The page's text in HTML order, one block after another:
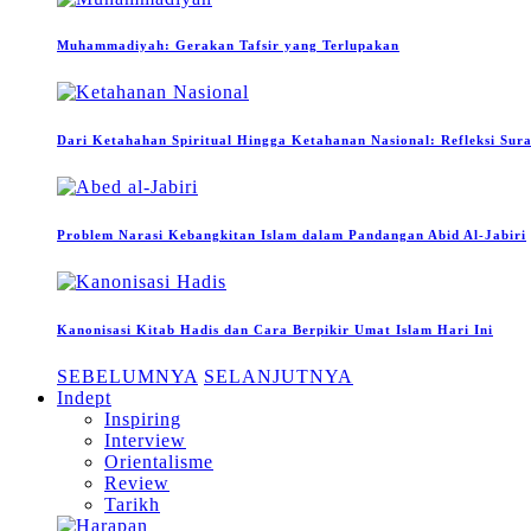
Muhammadiyah: Gerakan Tafsir yang Terlupakan
Dari Ketahahan Spiritual Hingga Ketahanan Nasional: Refleksi
Problem Narasi Kebangkitan Islam dalam Pandangan Abid Al-Jabiri
Kanonisasi Kitab Hadis dan Cara Berpikir Umat Islam Hari Ini
SEBELUMNYA SELANJUTNYA
Indept
Inspiring
Interview
Orientalisme
Review
Tarikh